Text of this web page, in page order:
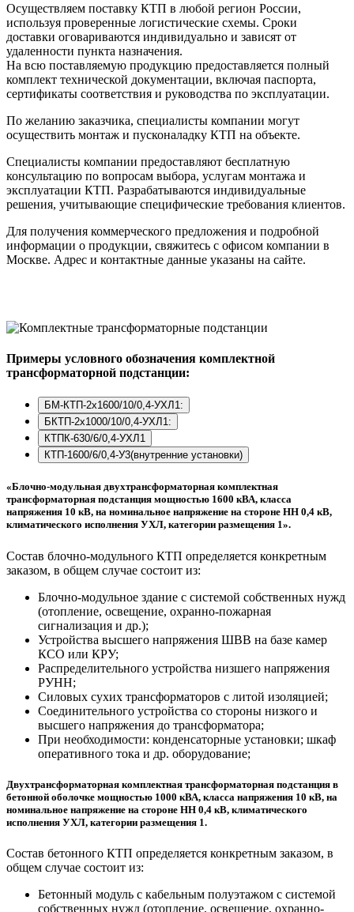
Осуществляем поставку КТП в любой регион России,
используя проверенные логистические схемы. Сроки
доставки оговариваются индивидуально и зависят от
удаленности пункта назначения.
На всю поставляемую продукцию предоставляется полный
комплект технической документации, включая паспорта,
сертификаты соответствия и руководства по эксплуатации.
По желанию заказчика, специалисты компании могут
осуществить монтаж и пусконаладку КТП на объекте.
Специалисты компании предоставляют бесплатную
консультацию по вопросам выбора, услугам монтажа и
эксплуатации КТП. Разрабатываются индивидуальные
решения, учитывающие специфические требования клиентов.
Для получения коммерческого предложения и подробной
информации о продукции, свяжитесь с офисом компании в
Москве. Адрес и контактные данные указаны на сайте.
Примеры условного обозначения комплектной
трансформаторной подстанции:
БМ-КТП-2х1600/10/0,4-УХЛ1:
БКТП-2х1000/10/0,4-УХЛ1:
КТПК-630/6/0,4-УХЛ1
КТП-1600/6/0,4-У3(внутренние установки)
«Блочно-модульная двухтрансформаторная комплектная
трансформаторная подстанция мощностью 1600 кВА, класса
напряжения 10 кВ, на номинальное напряжение на стороне НН 0,4 кВ,
климатического исполнения УХЛ, категории размещения 1».
Состав блочно-модульного КТП определяется конкретным
заказом, в общем случае состоит из:
Блочно-модульное здание с системой собственных нужд
(отопление, освещение, охранно-пожарная
сигнализация и др.);
Устройства высшего напряжения ШВВ на базе камер
КСО или КРУ;
Распределительного устройства низшего напряжения
РУНН;
Силовых сухих трансформаторов с литой изоляцией;
Соединительного устройства со стороны низкого и
высшего напряжения до трансформатора;
При необходимости: конденсаторные установки; шкаф
оперативного тока и др. оборудование;
Двухтрансформаторная комплектная трансформаторная подстанция в
бетонной оболочке мощностью 1000 кВА, класса напряжения 10 кВ, на
номинальное напряжение на стороне НН 0,4 кВ, климатического
исполнения УХЛ, категории размещения 1.
Состав бетонного КТП определяется конкретным заказом, в
общем случае состоит из:
Бетонный модуль с кабельным полуэтажом с системой
собственных нужд (отопление, освещение, охранно-